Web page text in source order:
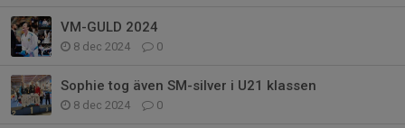
VM-GULD 2024
8 dec 2024 0
Sophie tog även SM-silver i U21 klassen
8 dec 2024 0